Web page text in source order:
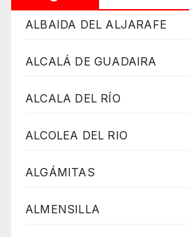
ALBAIDA DEL ALJARAFE
ALCALÁ DE GUADAIRA
ALCALA DEL RÍO
ALCOLEA DEL RIO
ALGÁMITAS
ALMENSILLA